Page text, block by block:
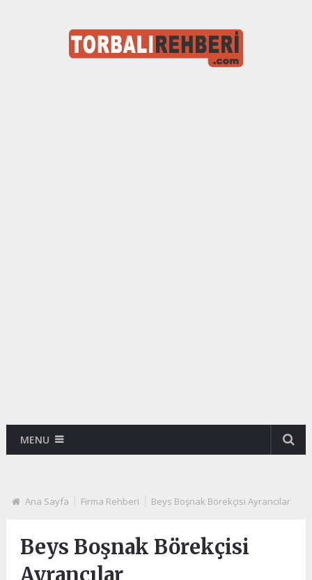
MENU
Ana Sayfa Firma Rehberi Beys Boşnak Börekçisi Ayrancılar
Beys Boşnak Börekçisi
Ayrancılar